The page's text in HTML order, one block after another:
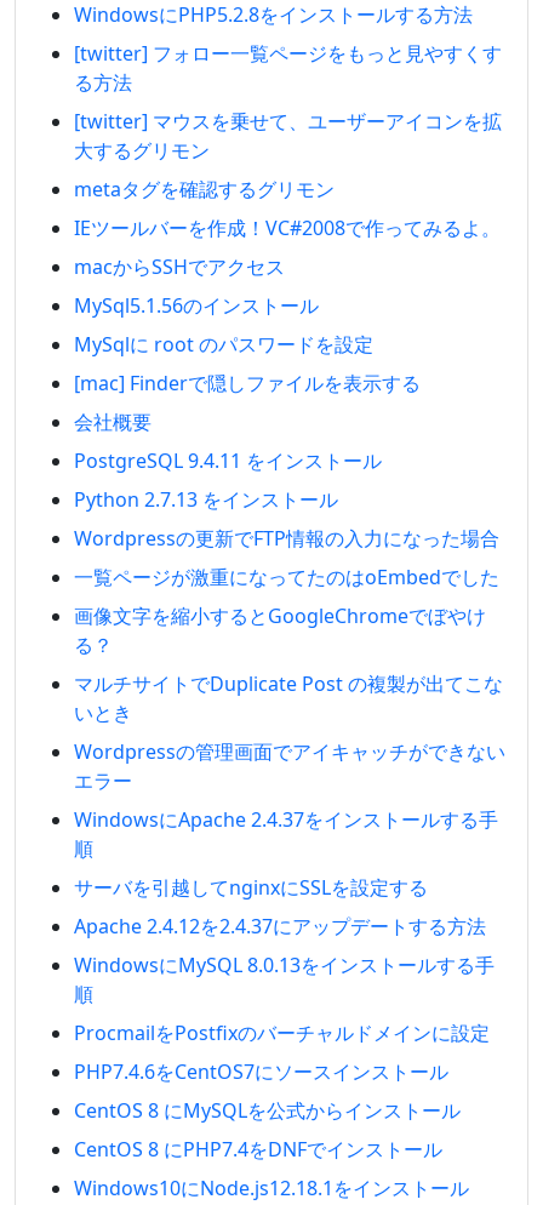
WindowsにPHP5.2.8をインストールする方法
[twitter] フォロー一覧ページをもっと見やすくす
る方法
[twitter] マウスを乗せて、ユーザーアイコンを拡
大するグリモン
metaタグを確認するグリモン
IEツールバーを作成！VC#2008で作ってみるよ。
macからSSHでアクセス
MySql5.1.56のインストール
MySqlに root のパスワードを設定
[mac] Finderで隠しファイルを表示する
会社概要
PostgreSQL 9.4.11 をインストール
Python 2.7.13 をインストール
Wordpressの更新でFTP情報の入力になった場合
一覧ページが激重になってたのはoEmbedでした
画像文字を縮小するとGoogleChromeでぼやけ
る？
マルチサイトでDuplicate Post の複製が出てこな
いとき
Wordpressの管理画面でアイキャッチができない
エラー
WindowsにApache 2.4.37をインストールする手
順
サーバを引越してnginxにSSLを設定する
Apache 2.4.12を2.4.37にアップデートする方法
WindowsにMySQL 8.0.13をインストールする手
順
ProcmailをPostfixのバーチャルドメインに設定
PHP7.4.6をCentOS7にソースインストール
CentOS 8 にMySQLを公式からインストール
CentOS 8 にPHP7.4をDNFでインストール
Windows10にNode.js12.18.1をインストール